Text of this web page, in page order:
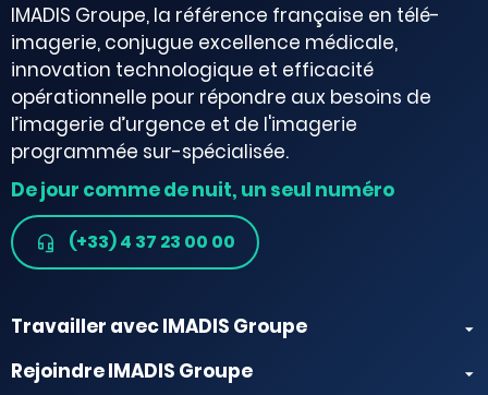
IMADIS Groupe, la référence française en télé-
imagerie, conjugue excellence médicale,
innovation technologique et efficacité
opérationnelle pour répondre aux besoins de
l’imagerie d’urgence et de l'imagerie
programmée sur-spécialisée.
De jour comme de nuit, un seul numéro
(+33) 4 37 23 00 00
Travailler avec IMADIS Groupe
Rejoindre IMADIS Groupe